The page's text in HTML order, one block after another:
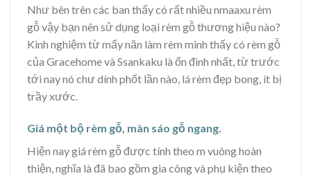
Như bên trên các ban thấy có rất nhiều nmaaxu rèm
gỗ vậy bạn nên sử dụng loại rèm gỗ thương hiệu nào?
Kinh nghiệm từ mấy năn làm rèm minh thấy có rèm gỗ
của Gracehome và Ssankaku là ổn đinh nhất, từ trước
tới nay nó chư dính phốt lần nào, lá rèm đẹp bong, ít bị
trầy xước.
Giá một bộ rèm gỗ, màn sáo gỗ ngang.
Hiện nay giá rèm gỗ được tính theo m vuông hoàn
thiện, nghĩa là đã bao gồm gia công và phụ kiện theo